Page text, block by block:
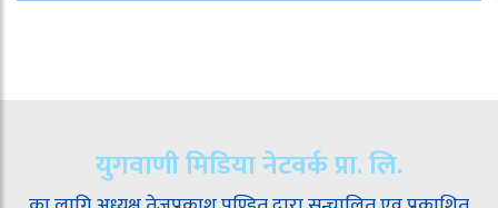
युगवाणी मिडिया नेटवर्क प्रा. लि.